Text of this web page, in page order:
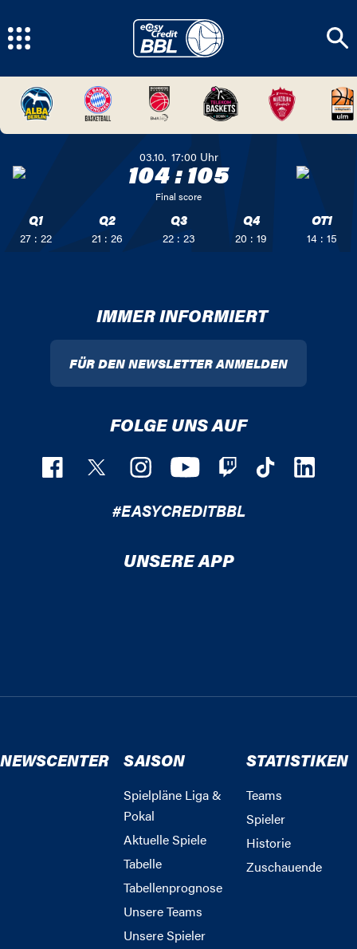
03.10. 17:00 Uhr
104:105
Final score
Q1
27 : 22
Q2
21 : 26
Q3
22 : 23
Q4
20 : 19
OT1
14 : 15
IMMER INFORMIERT
FÜR DEN NEWSLETTER ANMELDEN
FOLGE UNS AUF
#EASYCREDITBBL
UNSERE APP
NEWSCENTER SAISON
Spielpläne Liga &
Pokal
Aktuelle Spiele
Tabelle
Tabellenprognose
Unsere Teams
Unsere Spieler
STATISTIKEN
Teams
Spieler
Historie
Zuschauende